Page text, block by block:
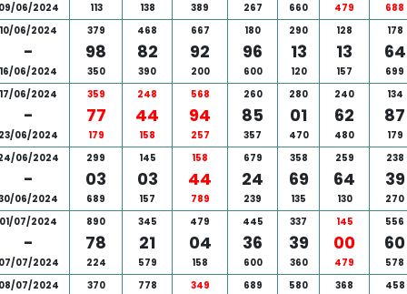
06/2024 113 138 389 267 660 479
688
10/06/2024
-
16/06/2024
379
98
350
468
82
390
667
92
200
180
96
600
290
13
120
128
13
157
178
64
699
17/06/2024
-
06/2024
359
77
179
248
44
158
568
94
257
260
85
357
280
01
470
240
62
480
134
87
179
06/2024
-
06/2024
299
03
689
145
03
157
158
44
789
679
24
239
358
69
135
259
64
130
238
39
270
01/07/2024
-
07/2024
890
78
224
345
21
579
479
04
158
445
36
600
337
39
360
145
00
479
556
60
578
07/2024
370 778 349 689 580 368 458